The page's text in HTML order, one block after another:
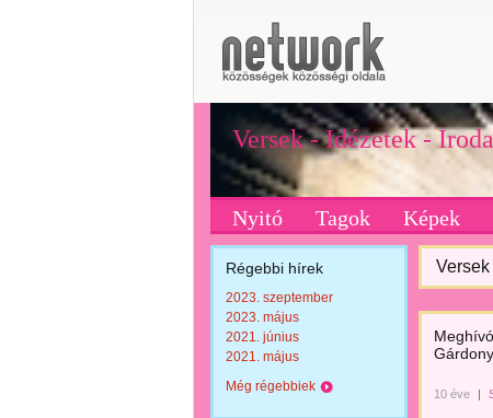
Versek - Idézetek -
Nyitó Tagok Képek
Régebbi hírek
2023. szeptember
2023. május
2021. június
2021. május
Még régebbiek
10 éve |